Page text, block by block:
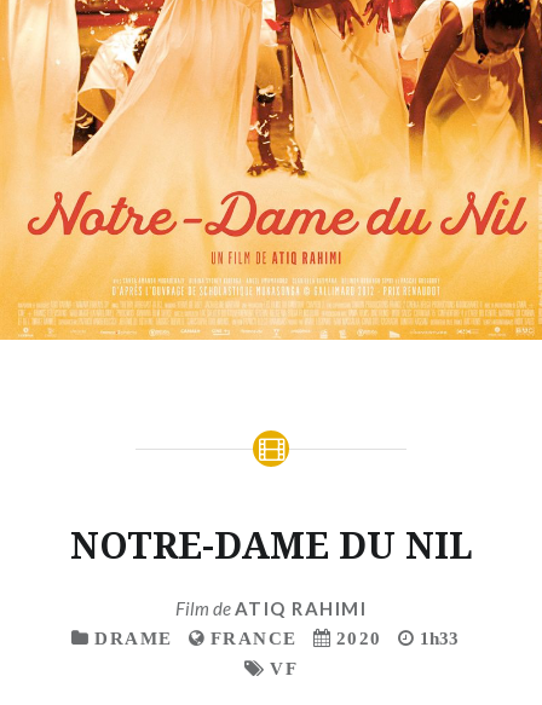
NOTRE-DAME DU NIL
Film deATIQ RAHIMI
DRAME FRANCE 2020
1h33
VF